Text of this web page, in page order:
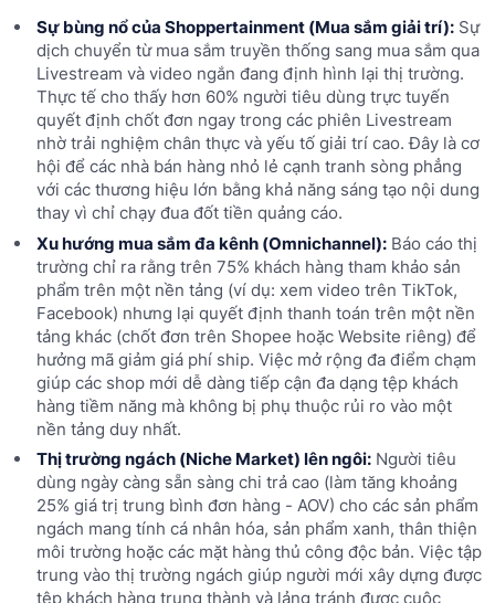
Sự bùng nổ của Shoppertainment (Mua sắm giải trí):Sự
dịch chuyển từ mua sắm truyền thống sang mua sắm qua
Livestream và video ngắn đang định hình lại thị trường.
Thực tế cho thấy hơn 60% người tiêu dùng trực tuyến
quyết định chốt đơn ngay trong các phiên Livestream
nhờ trải nghiệm chân thực và yếu tố giải trí cao. Đây là cơ
hội để các nhà bán hàng nhỏ lẻ cạnh tranh sòng phẳng
với các thương hiệu lớn bằng khả năng sáng tạo nội dung
thay vì chỉ chạy đua đốt tiền quảng cáo.
Xu hướng mua sắm đa kênh (Omnichannel):Báo cáo thị
trường chỉ ra rằng trên 75% khách hàng tham khảo sản
phẩm trên một nền tảng (ví dụ: xem video trên TikTok,
Facebook) nhưng lại quyết định thanh toán trên một nền
tảng khác (chốt đơn trên Shopee hoặc Website riêng) để
hưởng mã giảm giá phí ship. Việc mở rộng đa điểm chạm
giúp các shop mới dễ dàng tiếp cận đa dạng tệp khách
hàng tiềm năng mà không bị phụ thuộc rủi ro vào một
nền tảng duy nhất.
Thị trường ngách (Niche Market) lên ngôi:Người tiêu
dùng ngày càng sẵn sàng chi trả cao (làm tăng khoảng
25% giá trị trung bình đơn hàng - AOV) cho các sản phẩm
ngách mang tính cá nhân hóa, sản phẩm xanh, thân thiện
môi trường hoặc các mặt hàng thủ công độc bản. Việc tập
trung vào thị trường ngách giúp người mới xây dựng được
tệp khách hàng trung thành và lảng tránh được cuộc